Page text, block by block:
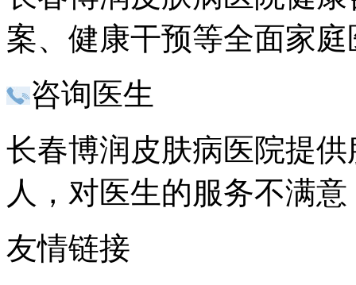
案、健康干预等全面家
咨询医生
长春博润皮肤病医院提
人，对医生的服务不满
友情链接